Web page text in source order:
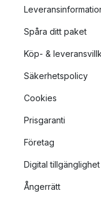
Spåra ditt paket
Köp- &
Säkerhetspolicy
Cookies
Prisgaranti
Företag
Digital tillgänglighet
Ångerrätt